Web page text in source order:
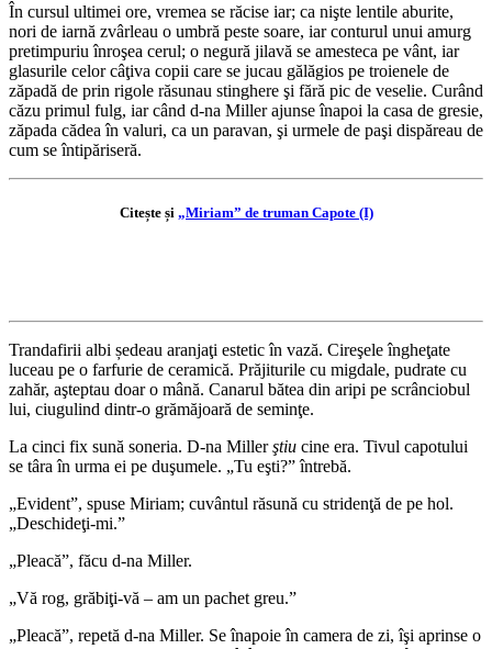
În cursul ultimei ore, vremea se răcise iar; ca nişte lentile aburite,
nori de iarnă zvârleau o umbră peste soare, iar conturul unui amurg
pretimpuriu înroşea cerul; o negură jilavă se amesteca pe vânt, iar
glasurile celor câţiva copii care se jucau gălăgios pe troienele de
zăpadă de prin rigole răsunau stinghere şi fără pic de veselie. Curând
căzu primul fulg, iar când d-na Miller ajunse înapoi la casa de gresie,
zăpada cădea în valuri, ca un paravan, şi urmele de paşi dispăreau de
cum se întipăriseră.
Citește și „Miriam” de truman Capote (I)
Trandafirii albi ședeau aranjaţi estetic în vază. Cireşele îngheţate
luceau pe o farfurie de ceramică. Prăjiturile cu migdale, pudrate cu
zahăr, aşteptau doar o mână. Canarul bătea din aripi pe scrânciobul
lui, ciugulind dintr-o grămăjoară de seminţe.
La cinci fix sună soneria. D-na Millerştiu cine era. Tivul capotului
se târa în urma ei pe duşumele. „Tu eşti?” întrebă.
„Evident”, spuse Miriam; cuvântul răsună cu stridenţă de pe hol.
„Deschideţi-mi.”
„Pleacă”, făcu d-na Miller.
„Vă rog, grăbiţi-vă – am un pachet greu.”
„Pleacă”, repetă d-na Miller. Se înapoie în camera de zi, îşi aprinse o